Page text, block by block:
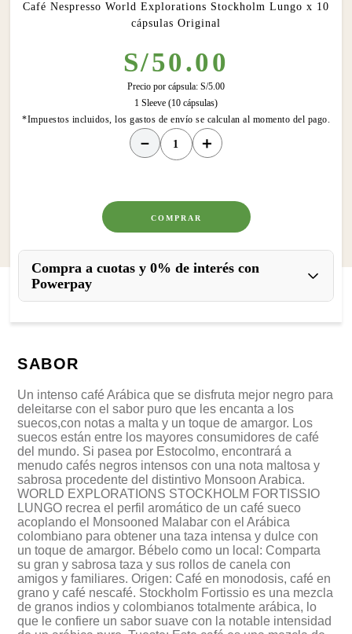
Café Nespresso World Explorations Stockholm Lungo x 10
cápsulas Original
S/50.00
1 Sleeve (10 cápsulas)
Precio por cápsula: S/5.00
*Impuestos incluidos, los gastos de envío se calculan al momento del pago.
＋
－
COMPRAR
Compra a cuotas y 0% de interés con
Powerpay
SABOR
Un intenso café Arábica que se disfruta mejor negro para
deleitarse con el sabor puro que les encanta a los
suecos,con notas a malta y un toque de amargor. Los
suecos están entre los mayores consumidores de café
del mundo. Si pasea por Estocolmo, encontrará a
menudo cafés negros intensos con una nota maltosa y
sabrosa procedente del distintivo Monsoon Arabica.
WORLD EXPLORATIONS STOCKHOLM FORTISSIO
LUNGO recrea el perfil aromático de un café sueco
acoplando el Monsooned Malabar con el Arábica
colombiano para obtener una taza intensa y dulce con
un toque de amargor. Bébelo como un local: Comparta
su gran y sabrosa taza y sus rollos de canela con
amigos y familiares. Origen: Café en monodosis, café en
grano y café nescafé. Stockholm Fortissio es una mezcla
de granos indios y colombianos totalmente arábica, lo
que le confiere un sabor suave con la notable intensidad